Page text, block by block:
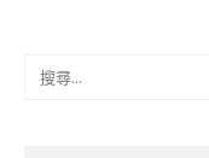
尋